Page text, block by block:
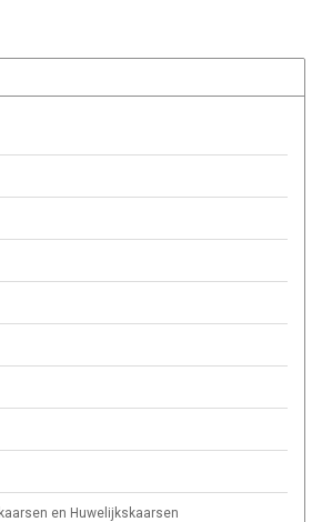
en Huwelijkskaarsen